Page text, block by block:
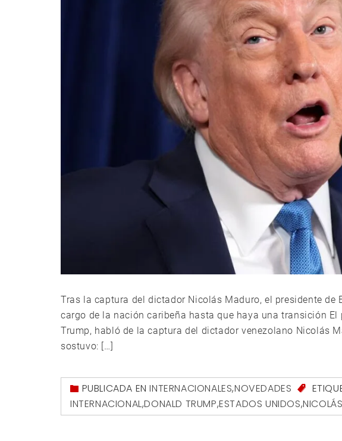
Tras la captura del dictador Nicolás Maduro, el presidente de
cargo de la nación caribeña hasta que haya una transición El
Trump, habló de la captura del dictador venezolano Nicolás
sostuvo: […]
PUBLICADA ENINTERNACIONALES,NOVEDADES
INTERNACIONAL,DONALD TRUMP,ESTADOS UNIDOS,